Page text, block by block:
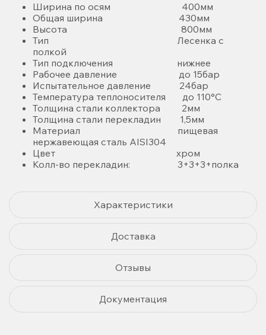
Ширина по осям 400мм
Общая ширина 430мм
Высота 800мм
Тип Лесенка с
полкой
Тип подключения нижнее
Рабочее давление до 15бар
Испытательное давление 24бар
Температура теплоносителя до 110°С
Толщина стали коллектора 2мм
Толщина стали перекладин 1,5мм
Материал пищевая
нержавеющая сталь AISI304
Цвет хром
Колл-во перекладин: 3+3+3+полка
Характеристики
Доставка
Отзывы
Документация